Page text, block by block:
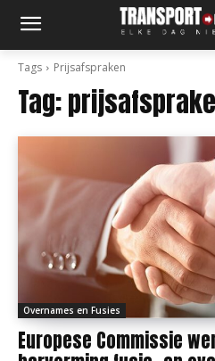
Tags Prijsafspraken
Tag:
Overnames en Fusies
Europese Commissie